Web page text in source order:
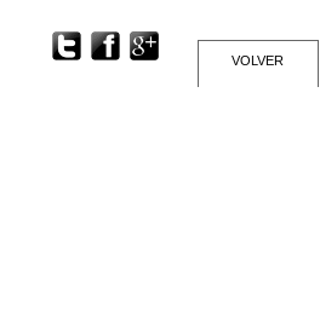
VOLVER